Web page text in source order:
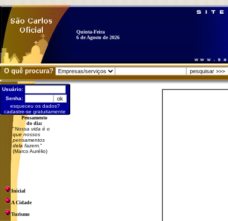
Quinta-Feira
6 de Agosto de 2026
O quê procura?
Usuário:
Senha:
esqueceu os dados?
cadastre-se gratuitamente
Pensamento
do dia:
"Nossa vida é o
que nossos
pensamentos
dela fazem. "
(Marco Aurélio)
Inicial
A Cidade
Turismo